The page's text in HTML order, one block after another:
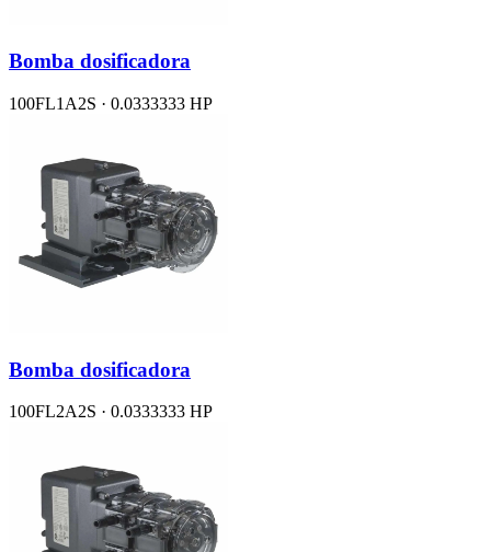
Bomba dosificadora
100FL1A2S · 0.0333333 HP
Bomba dosificadora
100FL2A2S · 0.0333333 HP